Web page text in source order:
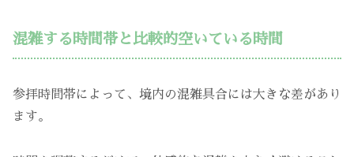
混雑する時間帯と比較的空いている時間
参拝時間帯によって、境内の混雑具合には大きな差があり
ます。